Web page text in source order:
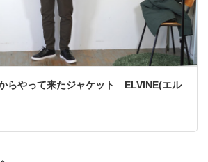
らやって来たジャケット ELVINE(エル